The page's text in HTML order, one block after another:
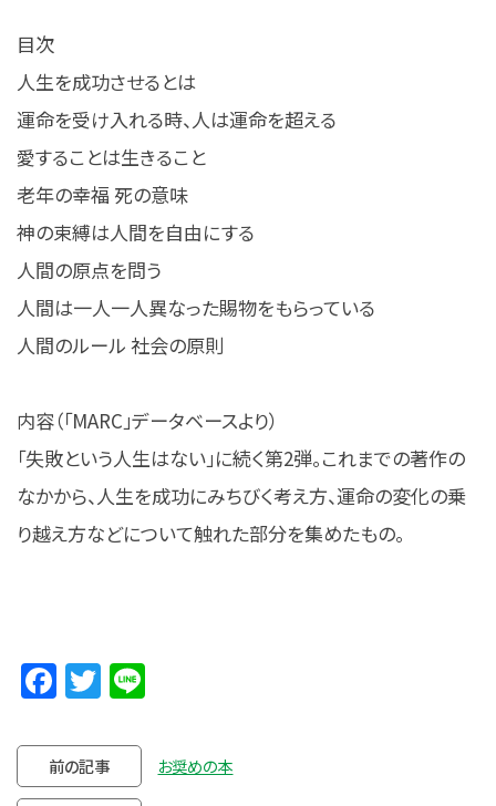
目次
人生を成功させるとは
運命を受け入れる時、人は運命を超える
愛することは生きること
老年の幸福 死の意味
神の束縛は人間を自由にする
人間の原点を問う
人間は一人一人異なった賜物をもらっている
人間のルール 社会の原則
内容（「MARC」データベースより）
「失敗という人生はない」に続く第2弾。これまでの著作の
なかから、人生を成功にみちびく考え方、運命の変化の乗
り越え方などについて触れた部分を集めたもの。
Facebook
Twitter
前の記事 お奨めの本